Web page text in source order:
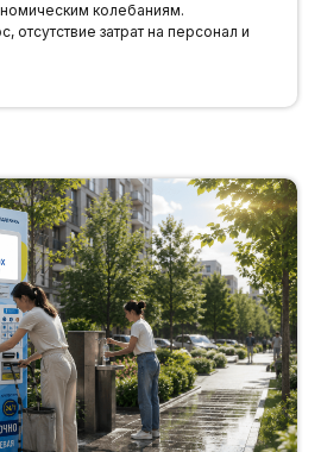
колебаниям.
отсутствие затрат на персонал и